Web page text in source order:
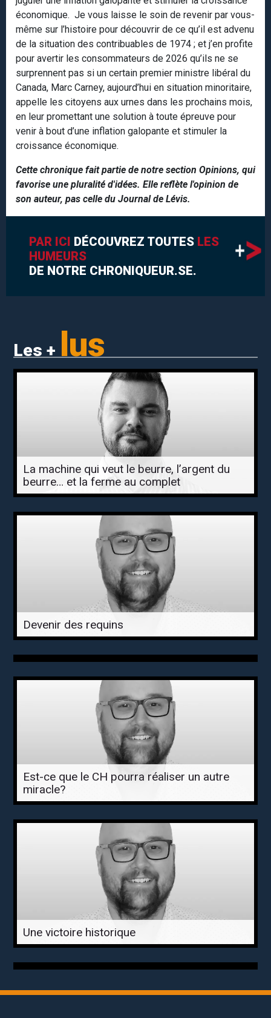
économique. Je vous laisse le soin de revenir par vous-
même sur l’histoire pour découvrir de ce qu’il est advenu
de la situation des contribuables de 1974 ; et j’en profite
pour avertir les consommateurs de 2026 qu’ils ne se
surprennent pas si un certain premier ministre libéral du
Canada, Marc Carney, aujourd’hui en situation minoritaire,
appelle les citoyens aux urnes dans les prochains mois,
en leur promettant une solution à toute épreuve pour
venir à bout d’une inflation galopante et stimuler la
croissance économique.
Cette chronique fait partie de notre section Opinions, qui
favorise une pluralité d'idées. Elle reflète l'opinion de
son auteur, pas celle du Journal de Lévis.
PAR ICI DÉCOUVREZ TOUTES LES
HUMEURS
DE NOTRE CHRONIQUEUR.SE.
Les + lus
La machine qui veut le beurre, l’argent du
beurre… et la ferme au complet
Devenir des requins
Est-ce que le CH pourra réaliser un autre
miracle?
Une victoire historique